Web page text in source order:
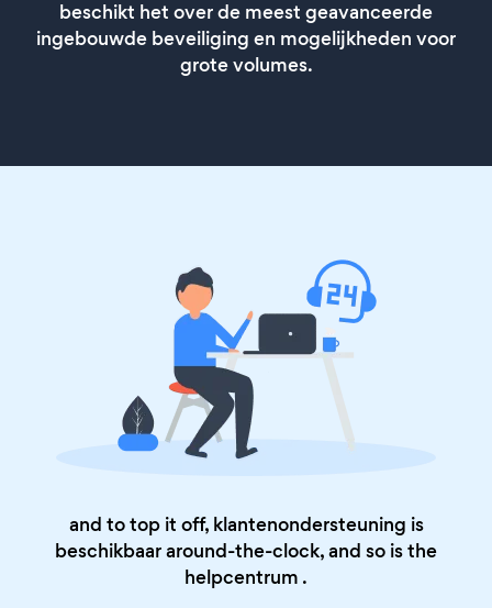
beschikt het over de meest geavanceerde
ingebouwde beveiliging en mogelijkheden voor
grote volumes.
and to top it off, klantenondersteuning is
beschikbaar around-the-clock, and so is the
helpcentrum .